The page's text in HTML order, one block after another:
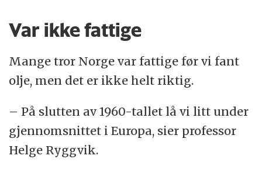
Var ikke fattige
Mange tror Norge var fattige før vi fant
olje, men det er ikke helt riktig.
– På slutten av 1960-tallet lå vi litt under
gjennomsnittet i Europa, sier professor
Helge Ryggvik.